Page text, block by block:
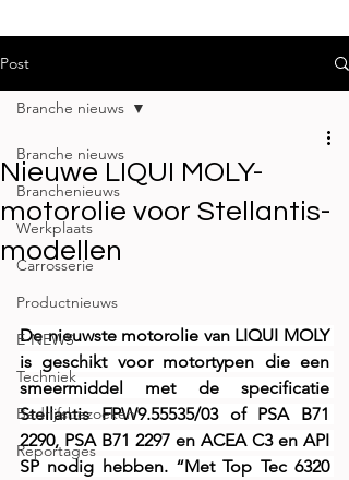
Post
Branche nieuws
Branchenieuws
Werkplaats
Carrosserie
Productnieuws
E-NEWS
Techniek
Bedrijfsbezoeken
Reportages
Branche nieuws
Nieuwe LIQUI MOLY-
motorolie voor Stellantis-
modellen
De nieuwste motorolie van LIQUI MOLY
is geschikt voor motortypen die een
smeermiddel met de specificatie
Stellantis FPW9.55535/03 of PSA B71
2290, PSA B71 2297 en ACEA C3 en API
SP nodig hebben. “Met Top Tec 6320